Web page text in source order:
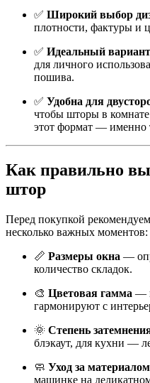
✅ Широкий выбор
плотности, фактуры и
✅ Идеальный
для личного
пошива.
✅ Удобна для
чтобы шторы в
этот формат — именно
Как правильно
штор
Перед покупкой
несколько важных моментов:
📏 Размеры окна —
количество складок.
🎨 Цветовая гамма —
гармонируют с
🌞 Степень
блэкаут, для кухни —
🧼 Уход за материалом
машинке на